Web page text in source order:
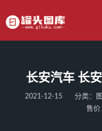
长安汽车 长
2021-12-15 分类：
售价